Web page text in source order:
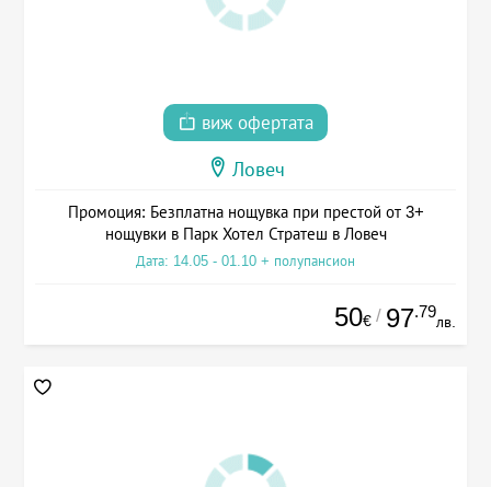
виж офертата
Ловеч
Промоция: Безплатна нощувка при престой от 3+
нощувки в Парк Хотел Стратеш в Ловеч
Дата: 14.05 - 01.10 + полупансион
50€ / 97.79
лв.